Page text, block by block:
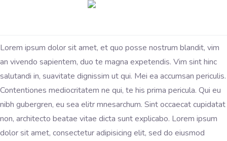
Lorem ipsum dolor sit amet, et quo posse nostrum blandit, vim
an vivendo sapientem, duo te magna expetendis. Vim sint hinc
salutandi in, suavitate dignissim ut qui. Mei ea accumsan periculis.
Contentiones mediocritatem ne qui, te his prima pericula. Qui eu
nibh gubergren, eu sea elitr mnesarchum. Sint occaecat cupidatat
non, architecto beatae vitae dicta sunt explicabo. Lorem ipsum
dolor sit amet, consectetur adipisicing elit, sed do eiusmod